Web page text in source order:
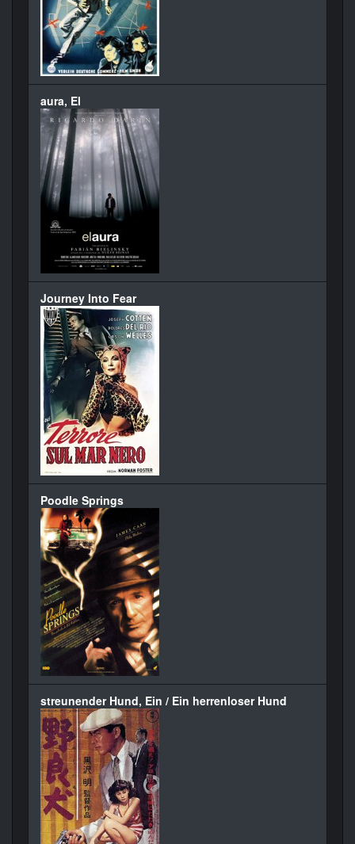
aura, El
Journey Into Fear
Poodle Springs
streunender Hund, Ein / Ein herrenloser Hund